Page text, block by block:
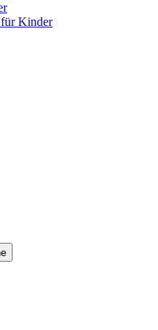
für Kinder